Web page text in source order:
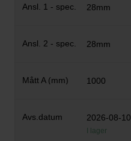
28mm
28mm
1000
2026-08-10
I lager